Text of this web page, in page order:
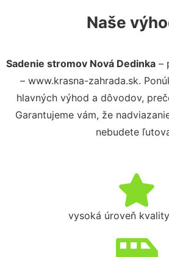
Naše
Sadenie stromov Nová Dedinka –
– www.krasna-zahrada.sk.
hlavných výhod a dôvodov,
Garantujeme vám, že
nebudete
vysoká úroveň